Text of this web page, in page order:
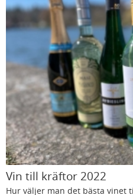
Vin till kräftor 2022
Hur väljer man det bästa vinet